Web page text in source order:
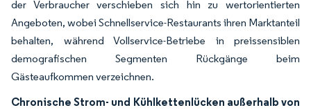
der Verbraucher verschieben sich hin zu wertorientierten
Angeboten, wobei Schnellservice-Restaurants ihren Marktanteil
behalten, während Vollservice-Betriebe in preissensiblen
demografischen Segmenten Rückgänge beim
Gästeaufkommen verzeichnen.
Chronische Strom- und Kühlkettenlücken außerhalb von